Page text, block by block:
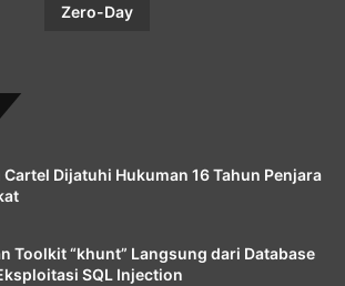
Zero-Day
Dijatuhi Hukuman 16 Tahun Penjara
Toolkit “khunt” Langsung dari Database
SQL Injection